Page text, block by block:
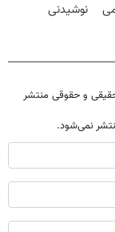
نوشیدنی
و حقوقی منتشر
نمی‌شود.